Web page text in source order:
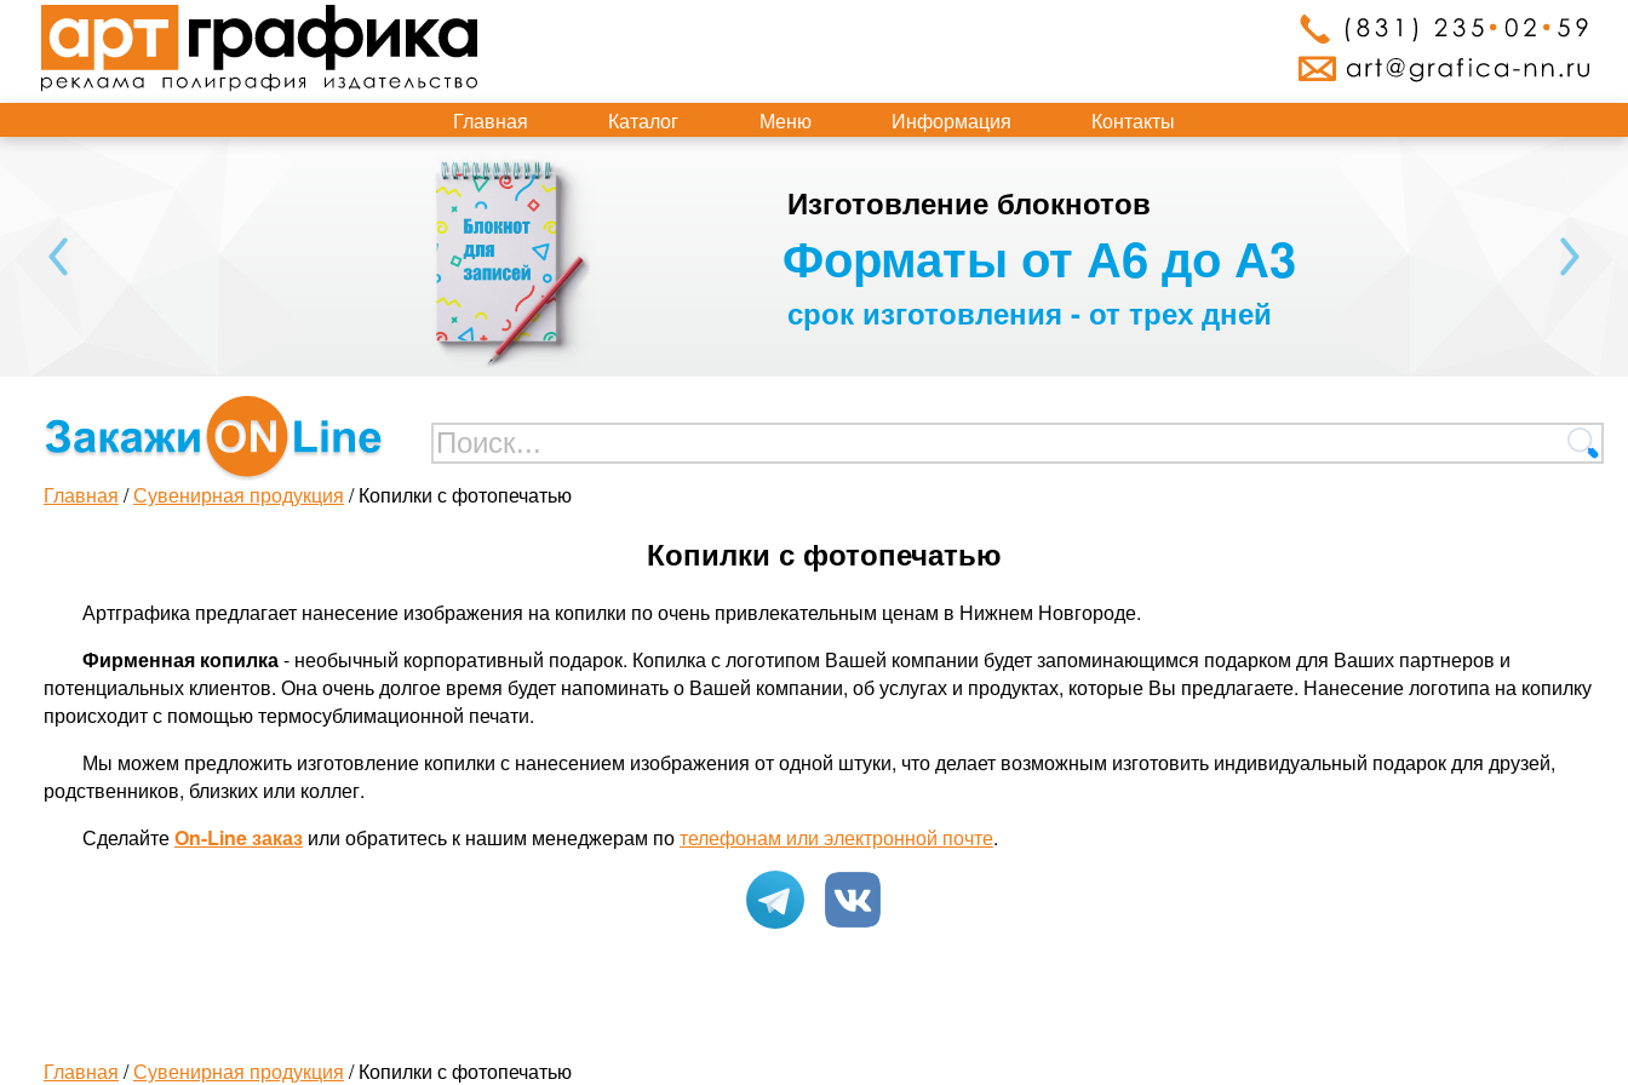
Главная Каталог Меню Информация Контакты
Изготовление блокнотов
Форматы от А6 до А3
срок изготовления - от трех дней
Главная /Сувенирная продукция / Копилки с фотопечатью
Копилки с фотопечатью
Артграфика предлагает нанесение изображения на копилки по очень привлекательным ценам в Нижнем Новгороде.
Фирменная копилка- необычный корпоративный подарок. Копилка с логотипом Вашей компании будет запоминающимся подарком для Ваших партнеров и
потенциальных клиентов. Она очень долгое время будет напоминать о Вашей компании, об услугах и продуктах, которые Вы предлагаете. Нанесение логотипа на копилку
происходит с помощью термосублимационной печати.
Мы можем предложить изготовление копилки с нанесением изображения от одной штуки, что делает возможным изготовить индивидуальный подарок для друзей,
родственников, близких или коллег.
СделайтеOn-Line заказили обратитесь к нашим менеджерам потелефонам или электронной почте.
Главная /Сувенирная продукция / Копилки с фотопечатью